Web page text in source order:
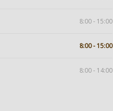
8:00 - 15:00
8:00 - 15:00
8:00 - 14:00